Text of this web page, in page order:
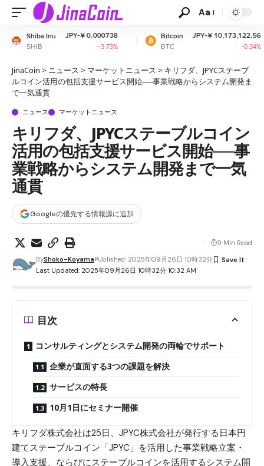
Aa
JPY-¥ 0.000738
-3.73%
Bitcoin
BTC
JPY-¥ 10,173,122.56
ETH
JinaCoin > ニュース > マーケットニュース > キリフダ、JPYCステーブ
ルコイン活用の包括支援サービス開始──事業戦略からシステム開発ま
で一気通貫
ニュース マーケットニュース
キリフダ、JPYCステーブルコイン
活用の包括支援サービス開始──事
業戦略からシステム開発まで一気
通貫
Googleの優先する情報源に追加
Last Updated: 2025年09月26日 10時32分 10:32 AM
ByShoko-KoyamaPublished: 2025年09月26日 10時32分
9 Min Read
目次
コンサルティングとシステム開発の両輪でサポート
企業が直面する3つの課題を解決
サービスの特長
10月1日にセミナー開催
キリフダ株式会社は25日、JPYC株式会社が発行する日本円
建てステーブルコイン「JPYC」を活用した事業戦略立案・
導入支援、ならびにステーブルコインを活用するシステム開